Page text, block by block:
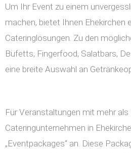
Um Ihr Event zu einem
machen, bietet Ihnen Ehekirchen
Cateringlösungen. Zu den
Büfetts, Fingerfood, Salatbars,
eine breite Auswahl an
Für Veranstaltungen mit mehr als
Cateringunternehmen in
„Eventpackages“ an. Diese